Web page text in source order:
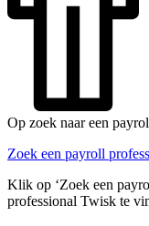
Op zoek naar een
Zoek een payroll
Klik op ‘Zoek een
professional Twisk te